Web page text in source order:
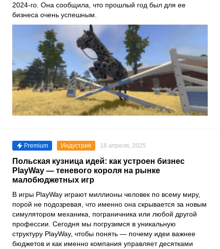
2024-го. Она сообщила, что прошлый год был для ее
бизнеса очень успешным.
Premium Индустрия 16 апреля, 2025
Польская кузница идей: как устроен бизнес
PlayWay — теневого короля на рынке
малобюджетных игр
В игры PlayWay играют миллионы человек по всему миру,
порой не подозревая, что именно она скрывается за новым
симулятором механика, пограничника или любой другой
профессии. Сегодня мы погрузимся в уникальную
структуру PlayWay, чтобы понять — почему идеи важнее
бюджетов и как именно компания управляет десятками